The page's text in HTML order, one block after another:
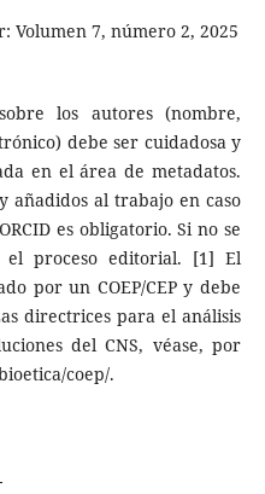
Volumen 7, número 2, 2025
los autores (nombre,
debe ser cuidadosa y
en el área de metadatos.
añadidos al trabajo en caso
es obligatorio. Si no se
el proceso editorial. [1] El
por un COEP/CEP y debe
directrices para el análisis
del CNS, véase, por
coep/.